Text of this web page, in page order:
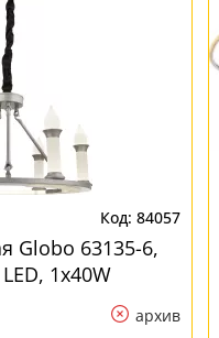
84057
Globo 63135-6,
1x40W
архив